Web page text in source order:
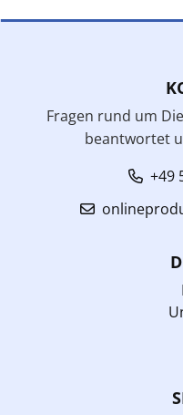
Fragen rund um
beantwortet
+49